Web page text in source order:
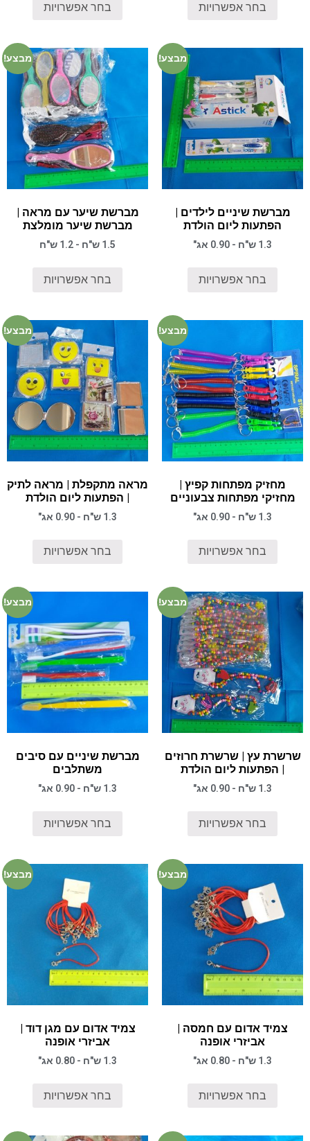
בחר אפשרויות בחר אפשרויות
מבצע!
מברשת שיניים לילדים |
הפתעות ליום הולדת
1.3 ש"ח - 0.90 אג"
בחר אפשרויות
מבצע!
מברשת שיער עם מראה |
מברשת שיער מומלצת
1.5 ש"ח - 1.2 ש"ח
בחר אפשרויות
מבצע!
מחזיק מפתחות קפיץ |
מחזיקי מפתחות צבעוניים
1.3 ש"ח - 0.90 אג"
בחר אפשרויות
מבצע!
מראה מתקפלת | מראה לתיק
| הפתעות ליום הולדת
1.3 ש"ח - 0.90 אג"
בחר אפשרויות
מבצע!
שרשרת עץ | שרשרת חרוזים
| הפתעות ליום הולדת
1.3 ש"ח - 0.90 אג"
בחר אפשרויות
מבצע!
מברשת שיניים עם סיבים
משתלבים
1.3 ש"ח - 0.90 אג"
בחר אפשרויות
מבצע!
צמיד אדום עם חמסה |
אביזרי אופנה
1.3 ש"ח - 0.80 אג"
בחר אפשרויות
מבצע!
צמיד אדום עם מגן דוד |
אביזרי אופנה
1.3 ש"ח - 0.80 אג"
בחר אפשרויות